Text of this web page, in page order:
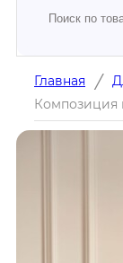
Главная /
Композиция